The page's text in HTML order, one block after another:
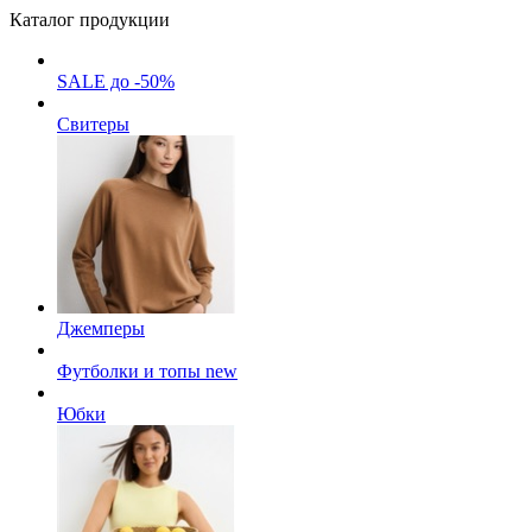
Каталог продукции
SALE до -50%
Свитеры
Джемперы
Футболки и топы new
Юбки